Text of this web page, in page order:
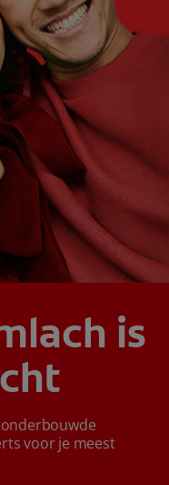
is
voor je meest